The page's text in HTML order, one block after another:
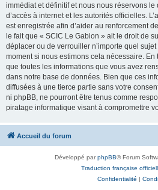
immédiat et définitif et nous nous réservons le
d’accès à internet et les autorités officielles.
est enregistrée afin d’aider au renforcement
le fait que « SCIC Le Gabion » ait le droit de
déplacer ou de verrouiller n’importe quel sujet
moment si nous estimons cela nécessaire. En
que toutes les informations que vous avez
dans notre base de données. Bien que ces
diffusées à une tierce partie sans votre
ni phpBB, ne pourront être tenus comme
piratage informatique visant à compromettre
Accueil du forum
Développé parphpBB® Forum
Traduction française
Confidentialité |